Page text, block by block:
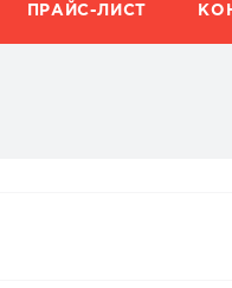
ПРАЙС-ЛИСТ